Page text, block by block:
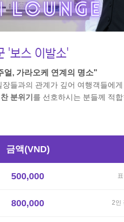
'보스 이발소'
얼, 가라오케 연계의 명소"
들과의 관계가 깊어 여행객들에
분위기 를 선호하시는 분들께 적
금액(VND)
500,000
800,000 2인